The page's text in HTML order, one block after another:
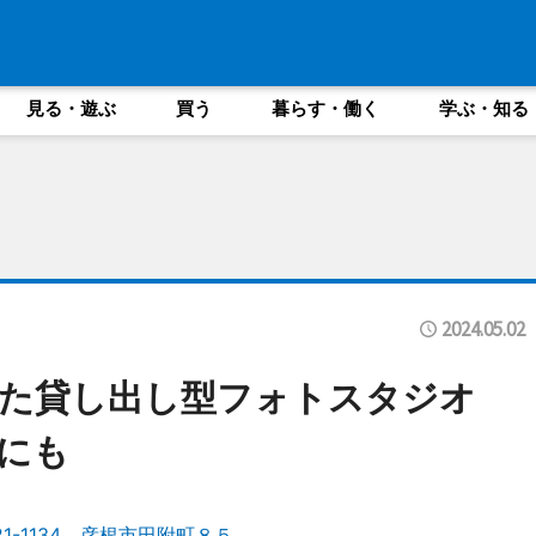
見る・遊ぶ 買う 暮らす・働く 学ぶ・知る
2024.05.02
貸し出し型フォトスタジオ
も